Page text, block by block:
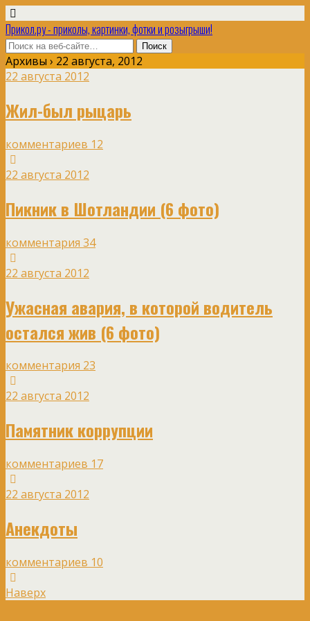
Прикол.ру - приколы, картинки, фотки и розыгрыши!
Архивы › 22 августа, 2012
22 августа 2012
Жил-был рыцарь
комментариев 12
22 августа 2012
Пикник в Шотландии (6 фото)
комментария 34
22 августа 2012
Ужасная авария, в которой водитель
остался жив (6 фото)
комментария 23
22 августа 2012
Памятник коррупции
комментариев 17
22 августа 2012
Анекдоты
комментариев 10
Наверх